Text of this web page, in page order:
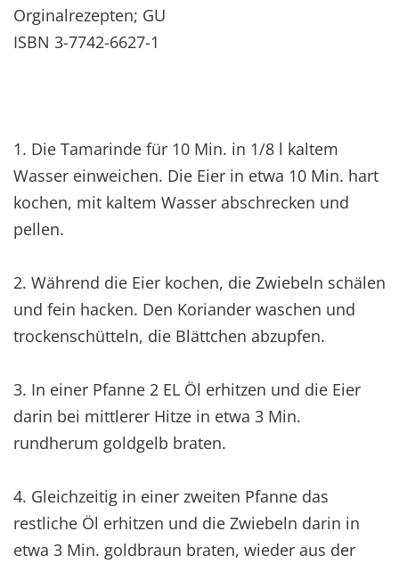
Orginalrezepten; GU
ISBN 3-7742-6627-1
1. Die Tamarinde für 10 Min. in 1/8 l kaltem
Wasser einweichen. Die Eier in etwa 10 Min. hart
kochen, mit kaltem Wasser abschrecken und
pellen.
2. Während die Eier kochen, die Zwiebeln schälen
und fein hacken. Den Koriander waschen und
trockenschütteln, die Blättchen abzupfen.
3. In einer Pfanne 2 EL Öl erhitzen und die Eier
darin bei mittlerer Hitze in etwa 3 Min.
rundherum goldgelb braten.
4. Gleichzeitig in einer zweiten Pfanne das
restliche Öl erhitzen und die Zwiebeln darin in
etwa 3 Min. goldbraun braten, wieder aus der